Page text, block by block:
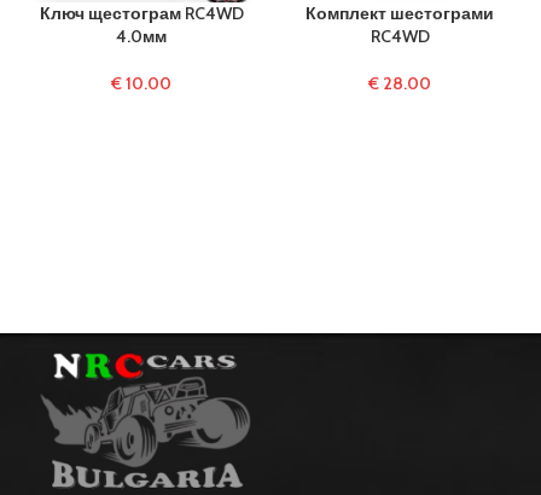
Ключ щестограм RC4WD
4.0мм
€10.00
Комплект шестограми
RC4WD
€ 28.00